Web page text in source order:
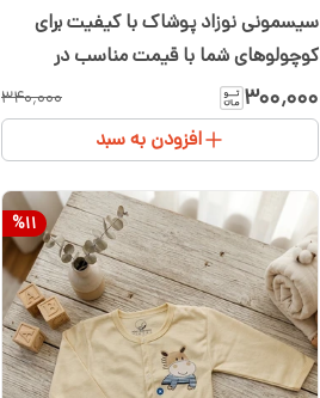
سیسمونی نوزاد پوشاک با کیفیت برای
کوچولوهای شما با قیمت مناسب در
سیسمونی شیدا مانتو و شلوارنوزادی
۳۰۰٬۰۰۰ ۳۴۰٬۰۰۰
افزودن به سبد
%11